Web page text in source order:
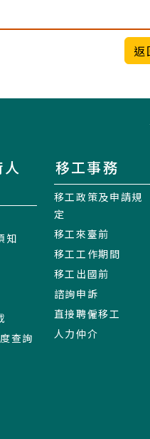
知
查詢
移工事務
移工政策及申請規
定
移工來臺前
移工工作期間
移工出國前
諮詢申訴
直接聘僱移工
人力仲介